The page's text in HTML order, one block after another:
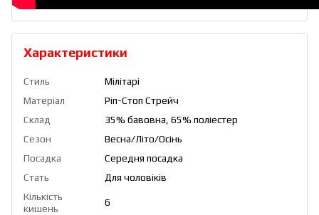
Характеристики
Стиль
Мілітарі
Матеріал
Ріп-Стоп Стрейч
Склад
35% бавовна, 65% поліестер
Сезон
Весна/Літо/Осінь
Посадка
Середня посадка
Стать
Для чоловіків
Кількість
кишень
6